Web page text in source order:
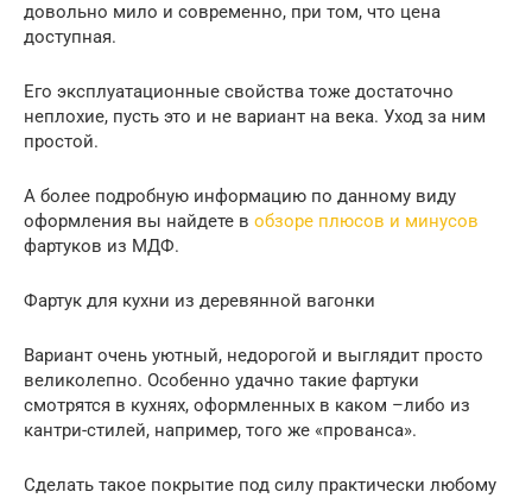
довольно мило и современно, при том, что цена
доступная.
Его эксплуатационные свойства тоже достаточно
неплохие, пусть это и не вариант на века. Уход за ним
простой.
А более подробную информацию по данному виду
оформления вы найдете в обзоре плюсов и минусов
фартуков из МДФ.
Фартук для кухни из деревянной вагонки
Вариант очень уютный, недорогой и выглядит просто
великолепно. Особенно удачно такие фартуки
смотрятся в кухнях, оформленных в каком –либо из
кантри-стилей, например, того же «прованса».
Сделать такое покрытие под силу практически любому